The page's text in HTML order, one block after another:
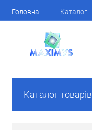
Головна Каталог
Каталог товарів